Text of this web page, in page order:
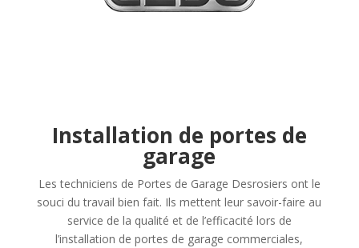
Installation de portes de
garage
Les techniciens de Portes de Garage Desrosiers ont le
souci du travail bien fait. Ils mettent leur savoir-faire au
service de la qualité et de l’efficacité lors de
l’installation de portes de garage commerciales,